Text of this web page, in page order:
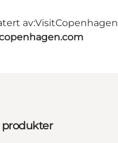
av:VisitCopenhagen
produkter